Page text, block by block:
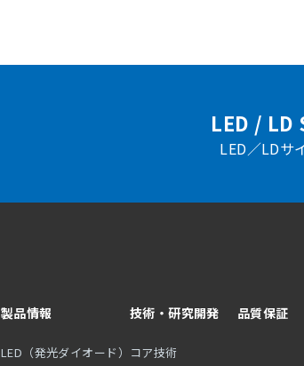
LED / LD
LED／LDサ
製品情報
LED（発光ダイオード）
技術・研究開発
コア技術
品質保証